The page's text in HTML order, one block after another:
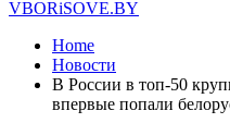
VBORiSOVE.BY
Home
Новости
В России в топ-50
впервые попали